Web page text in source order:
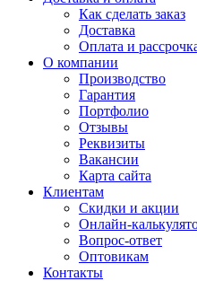
Как сделать заказ
Доставка
Оплата и
О компании
Производство
Гарантия
Портфолио
Отзывы
Реквизиты
Вакансии
Карта сайта
Клиентам
Скидки и акции
Онлайн-
Вопрос-ответ
Оптовикам
Контакты